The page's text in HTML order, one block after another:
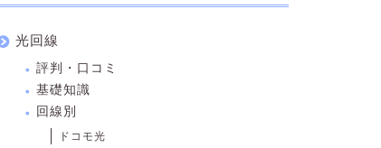
光回線
評判・口コミ
基礎知識
回線別
ドコモ光